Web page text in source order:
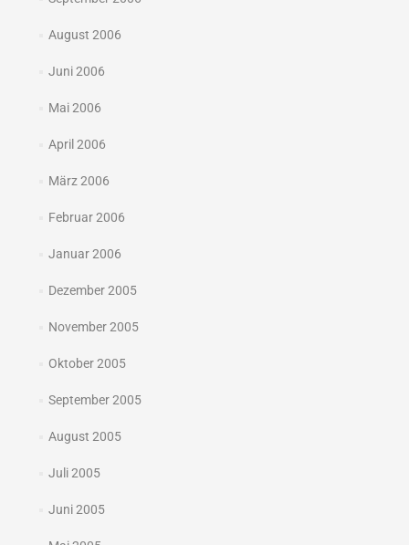
August 2006
Juni 2006
Mai 2006
April 2006
März 2006
Februar 2006
Januar 2006
Dezember 2005
November 2005
Oktober 2005
September 2005
August 2005
Juli 2005
Juni 2005